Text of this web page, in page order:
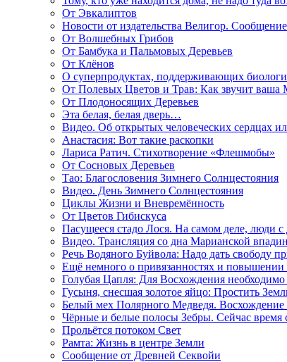
От Эвкалиптов
Новости от издательства Велигор.
От Волшебных Грибов
От Бамбука и Пальмовых Деревьев
От Клёнов
О суперпродуктах, поддерживающих
От Полевых Цветов и Трав: Как звучит ваша
От Плодоносящих Деревьев
Эта белая, белая дверь…
Видео. Об открытых человеческих сердцах
Анастасия: Вот такие раскопки
Лариса Ратич. Стихотворение «Флешмобы»
От Сосновых Деревьев
Тао: Благословения Зимнего Солнцестояния
Видео. День Зимнего Солнцестояния
Циклы Жизни и Вневремённость
От Цветов Гибискуса
Пасущееся стадо Лося. На самом деле, люди
Видео. Трансляция со дна Марианской
Речь Водяного Буйвола: Надо дать свободу
Ещё немного о привязанностях и повышении
Голубая Цапля: Для Восхождения необходимо
Гусыня, снесшая золотое яйцо: Простить
Белый мех Полярного Медведя. Восхождение
Чёрные и белые полосы Зебры. Сейчас время
Прольётся потоком Свет
Рамта: Жизнь в центре Земли
Сообщение от Древней Секвойи